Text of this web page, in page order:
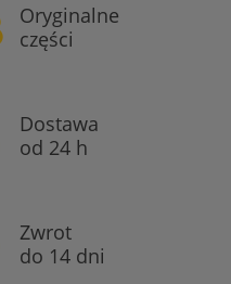
Oryginalne
części
Dostawa
od 24 h
Zwrot
do 14 dni